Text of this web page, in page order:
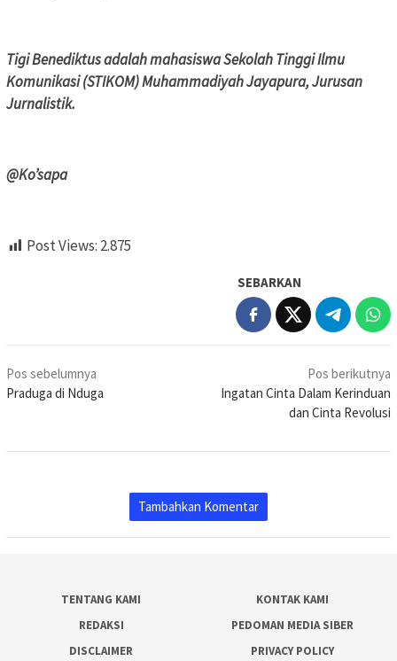
Tigi Benediktus adalah mahasiswa Sekolah Tinggi Ilmu
Komunikasi (STIKOM) Muhammadiyah Jayapura, Jurusan
Jurnalistik.
@Ko’sapa
Post Views: 2.875
SEBARKAN
Navigasi
pos
Pos sebelumnya
Praduga di Nduga
Pos berikutnya
Ingatan Cinta Dalam Kerinduan
dan Cinta Revolusi
Tambahkan Komentar
TENTANG KAMI
KONTAK KAMI
REDAKSI
PEDOMAN MEDIA SIBER
DISCLAIMER
PRIVACY POLICY